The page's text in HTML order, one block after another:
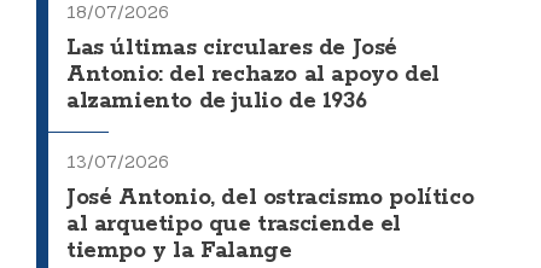
18/07/2026
Las últimas circulares de José
Antonio: del rechazo al apoyo del
alzamiento de julio de 1936
13/07/2026
José Antonio, del ostracismo político
al arquetipo que trasciende el
tiempo y la Falange